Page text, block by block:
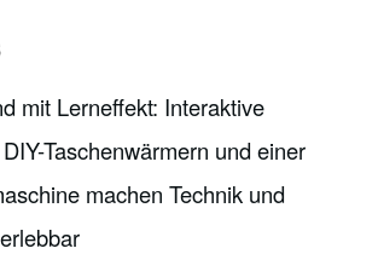
mit Lerneffekt: Interaktive
Taschenwärmern und einer
machen Technik und